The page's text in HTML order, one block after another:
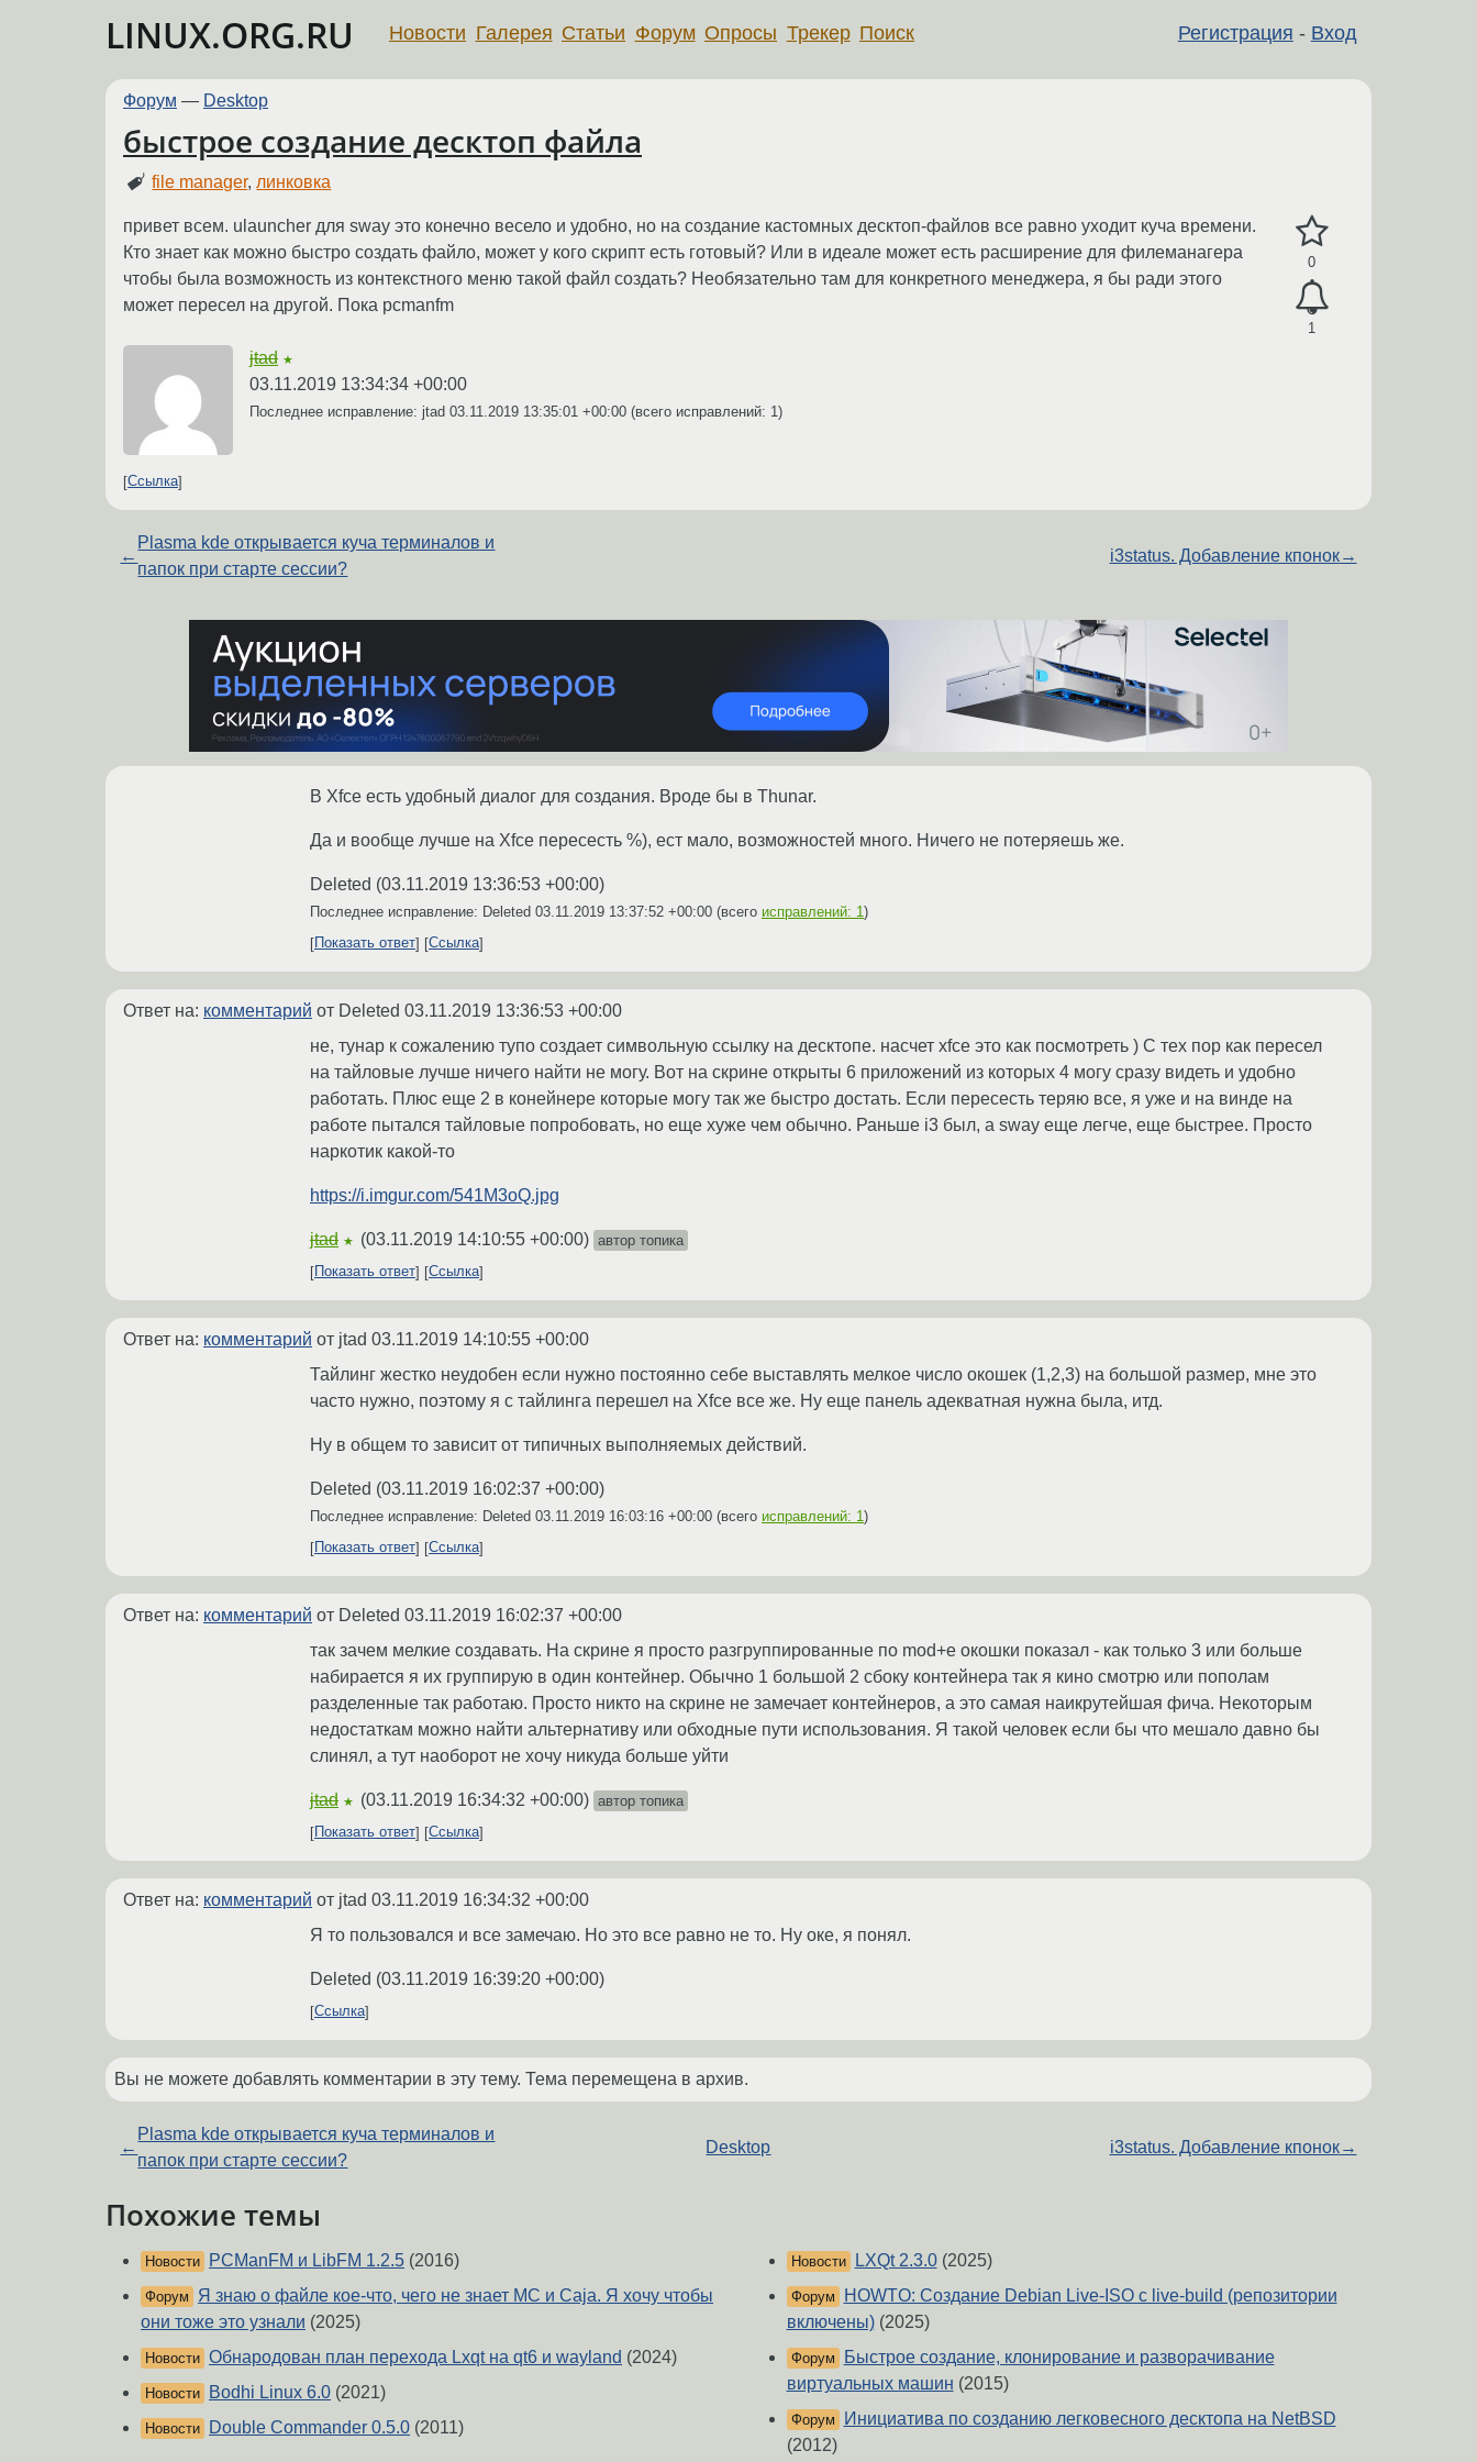
LINUX.ORG.RU Регистрация - Вход
Новости Галерея Статьи Форум Опросы Трекер Поиск
Форум — Desktop
быстрое создание десктоп файла
file manager, линковка
0
1
привет всем. ulauncher для sway это конечно весело и удобно, но на создание кастомных десктоп-файлов все равно уходит куча времени.
Кто знает как можно быстро создать файло, может у кого скрипт есть готовый? Или в идеале может есть расширение для филеманагера
чтобы была возможность из контекстного меню такой файл создать? Необязательно там для конкретного менеджера, я бы ради этого
может пересел на другой. Пока pcmanfm
jtad ★
03.11.2019 13:34:34 +00:00
Последнее исправление: jtad 03.11.2019 13:35:01 +00:00 (всего исправлений: 1)
Ссылка
←
Plasma kde открывается куча терминалов и
папок при старте сессии?
i3status. Добавление кпонок→
В Xfce есть удобный диалог для создания. Вроде бы в Thunar.
Да и вообще лучше на Xfce пересесть %), ест мало, возможностей много. Ничего не потеряешь же.
Deleted (03.11.2019 13:36:53 +00:00)
Последнее исправление: Deleted 03.11.2019 13:37:52 +00:00 (всего исправлений: 1 )
Показать ответ
Ссылка
Ответ на: комментарий от Deleted 03.11.2019 13:36:53 +00:00
не, тунар к сожалению тупо создает символьную ссылку на десктопе. насчет xfce это как посмотреть ) С тех пор как пересел
на тайловые лучше ничего найти не могу. Вот на скрине открыты 6 приложений из которых 4 могу сразу видеть и удобно
работать. Плюс еще 2 в конейнере которые могу так же быстро достать. Если пересесть теряю все, я уже и на винде на
работе пытался тайловые попробовать, но еще хуже чем обычно. Раньше i3 был, а sway еще легче, еще быстрее. Просто
наркотик какой-то
https://i.imgur.com/541M3oQ.jpg
jtad ★ (03.11.2019 14:10:55 +00:00) автор топика
Показать ответ
Ссылка
Ответ на: комментарий от jtad 03.11.2019 14:10:55 +00:00
Тайлинг жестко неудобен если нужно постоянно себе выставлять мелкое число окошек (1,2,3) на большой размер, мне это
часто нужно, поэтому я с тайлинга перешел на Xfce все же. Ну еще панель адекватная нужна была, итд.
Ну в общем то зависит от типичных выполняемых действий.
Deleted (03.11.2019 16:02:37 +00:00)
Последнее исправление: Deleted 03.11.2019 16:03:16 +00:00 (всего исправлений: 1 )
Показать ответ
Ссылка
Ответ на: комментарий от Deleted 03.11.2019 16:02:37 +00:00
так зачем мелкие создавать. На скрине я просто разгруппированные по mod+e окошки показал - как только 3 или больше
набирается я их группирую в один контейнер. Обычно 1 большой 2 сбоку контейнера так я кино смотрю или пополам
разделенные так работаю. Просто никто на скрине не замечает контейнеров, а это самая наикрутейшая фича. Некоторым
недостаткам можно найти альтернативу или обходные пути использования. Я такой человек если бы что мешало давно бы
слинял, а тут наоборот не хочу никуда больше уйти
jtad ★ (03.11.2019 16:34:32 +00:00) автор топика
Показать ответ
Ссылка
Ответ на: комментарий от jtad 03.11.2019 16:34:32 +00:00
Я то пользовался и все замечаю. Но это все равно не то. Ну оке, я понял.
Deleted (03.11.2019 16:39:20 +00:00)
Ссылка
Вы не можете добавлять комментарии в эту тему. Тема перемещена в архив.
←
Plasma kde открывается куча терминалов и
папок при старте сессии?
Desktop i3status. Добавление кпонок→
Похожие темы
Новости PCManFM и LibFM 1.2.5 (2016)
Форум
Я знаю о файле кое-что, чего не знает MC и Сaja. Я хочу чтобы
они тоже это узнали (2025)
Новости Обнародован план перехода Lxqt на qt6 и wayland (2024)
Новости Bodhi Linux 6.0 (2021)
Новости Double Commander 0.5.0 (2011)
Новости LXQt 2.3.0(2025)
Форум
HOWTO: Создание Debian Live-ISO с live-build (репозитории
включены)(2025)
Форум
Быстрое создание, клонирование и разворачивание
виртуальных машин (2015)
Форум
Инициатива по созданию легковесного десктопа на NetBSD
(2012)